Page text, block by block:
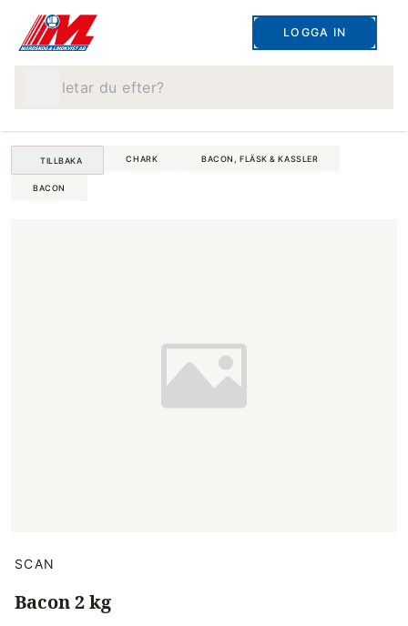
LOGGA IN
TILLBAKA CHARK BACON, FLÄSK & KASSLER
BACON
SCAN
Bacon 2 kg